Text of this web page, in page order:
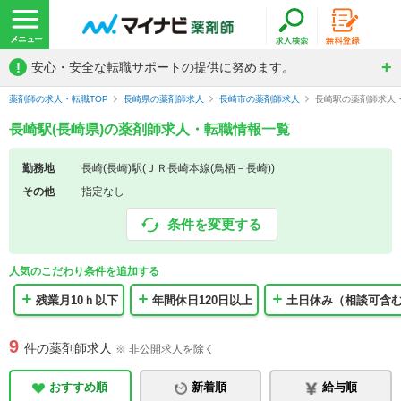
! 安心・安全な転職サポートの提供に努めます。
薬剤師の求人・転職TOP 長崎県の薬剤師求人 長崎市の薬剤師求人 長崎駅の薬剤師求人
長崎駅(長崎県)の薬剤師求人・転職情報一覧
勤務地
長崎(長崎)駅(ＪＲ長崎本線(鳥栖－長崎))
その他
指定なし
条件を変更する
人気のこだわり条件を追加する
残業月10ｈ以下 年間休日120日以上 土日休み（相談可含
9 件の薬剤師求人 ※ 非公開求人を除く
おすすめ順 新着順 給与順